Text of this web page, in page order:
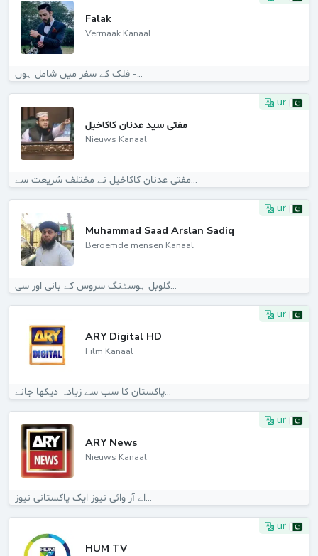
Falak
Vermaak Kanaal
فلک کے سفر میں شامل ہوں -...
ur
مفتی سید عدنان کاکاخیل
Nieuws Kanaal
مفتی عدنان کاکاخیل نے مختلف شریعت سے...
ur
Muhammad Saad Arslan Sadiq
Beroemde mensen Kanaal
گلوبل ہوسٹنگ سروس کے بانی اور سی...
ur
ARY Digital HD
Film Kanaal
پاکستان کا سب سے زیادہ دیکھا جانے...
ur
ARY News
Nieuws Kanaal
اے آر وائی نیوز ایک پاکستانی نیوز...
ur
HUM TV